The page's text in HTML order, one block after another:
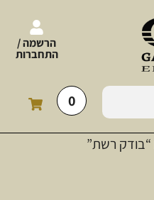
הרשמה /
התחברות
0
“בודק רשת”